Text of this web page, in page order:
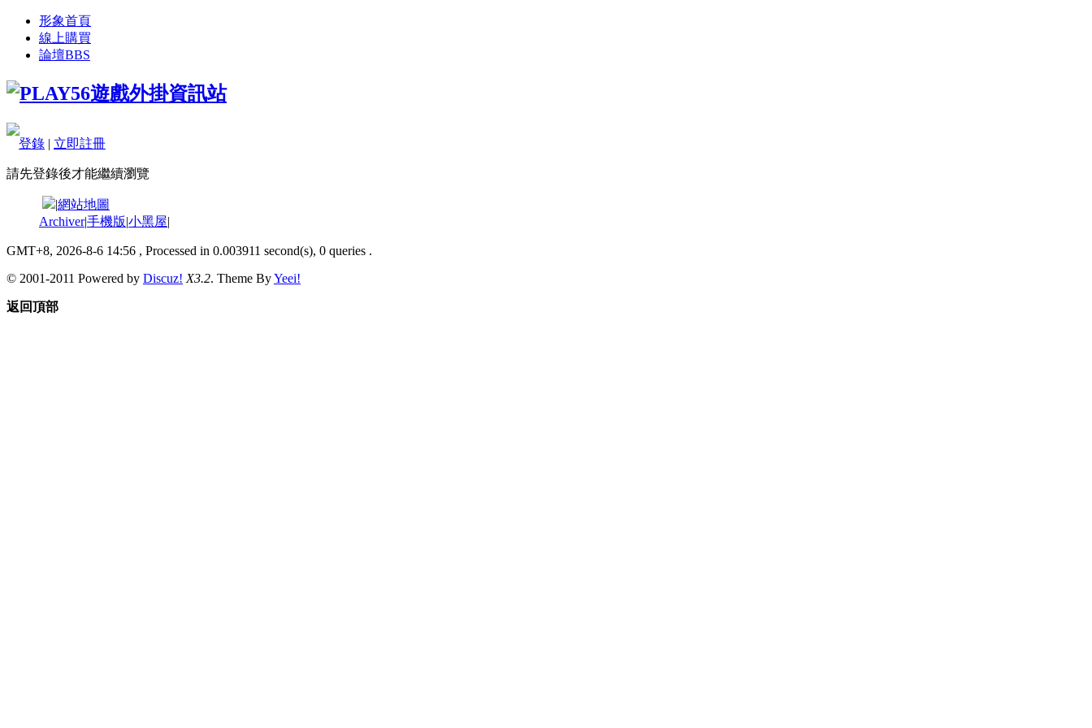
形象首頁
線上購買
論壇BBS
登錄 | 立即註冊
請先登錄後才能繼續瀏覽
|網站地圖
Archiver|手機版|小黑屋|
GMT+8, 2026-8-6 14:56 , Processed in 0.003911 second(s), 0 queries .
© 2001-2011 Powered by Discuz! X3.2. Theme ByYeei!
返回頂部